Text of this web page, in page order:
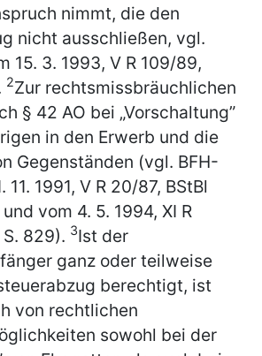
nimmt, die den
nicht ausschließen, vgl.
15. 3. 1993, V R 109/89,
2Zur rechtsmissbräuchlichen
§ 42 AO bei „Vorschaltung”
in den Erwerb und die
Gegenständen (vgl. BFH-
1991, V R 20/87, BStBl
vom 4. 5. 1994, XI R
829). 3Ist der
ganz oder teilweise
berechtigt, ist
von rechtlichen
sowohl bei der